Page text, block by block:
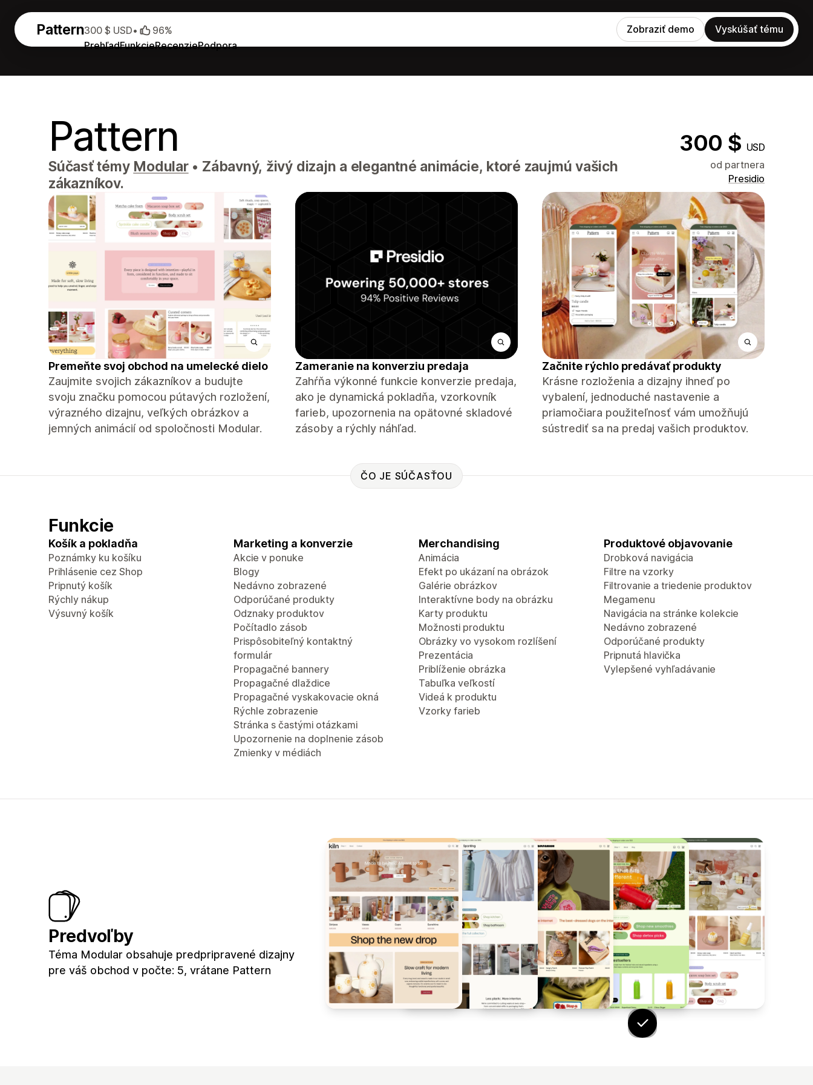
Pattern
PrehľadFunkcieRecenziePodpora
300 $ USD• 96% Zobraziť demo Vyskúšať tému
Pattern 300 $ USD
Súčasť témy Modular • Zábavný, živý dizajn a elegantné animácie, ktoré zaujmú vašich
zákazníkov.
od partnera
Presidio
Premeňte svoj obchod na umelecké dielo
Zaujmite svojich zákazníkov a budujte
svoju značku pomocou pútavých rozložení,
výrazného dizajnu, veľkých obrázkov a
jemných animácií od spoločnosti Modular.
Zameranie na konverziu predaja
Zahŕňa výkonné funkcie konverzie predaja,
ako je dynamická pokladňa, vzorkovník
farieb, upozornenia na opätovné skladové
zásoby a rýchly náhľad.
Začnite rýchlo predávať produkty
Krásne rozloženia a dizajny ihneď po
vybalení, jednoduché nastavenie a
priamočiara použiteľnosť vám umožňujú
sústrediť sa na predaj vašich produktov.
ČO JE SÚČASŤOU
Funkcie
Košík a pokladňa
Poznámky ku košíku
Prihlásenie cez Shop
Pripnutý košík
Rýchly nákup
Výsuvný košík
Marketing a konverzie
Akcie v ponuke
Blogy
Nedávno zobrazené
Odporúčané produkty
Odznaky produktov
Počítadlo zásob
Prispôsobiteľný kontaktný
formulár
Propagačné bannery
Propagačné dlaždice
Propagačné vyskakovacie okná
Rýchle zobrazenie
Stránka s častými otázkami
Upozornenie na doplnenie zásob
Zmienky v médiách
Merchandising
Animácia
Efekt po ukázaní na obrázok
Galérie obrázkov
Interaktívne body na obrázku
Karty produktu
Možnosti produktu
Obrázky vo vysokom rozlíšení
Prezentácia
Priblíženie obrázka
Tabuľka veľkostí
Videá k produktu
Vzorky farieb
Produktové objavovanie
Drobková navigácia
Filtre na vzorky
Filtrovanie a triedenie produktov
Megamenu
Navigácia na stránke kolekcie
Nedávno zobrazené
Odporúčané produkty
Pripnutá hlavička
Vylepšené vyhľadávanie
Predvoľby
Téma Modular obsahuje predpripravené dizajny
pre váš obchod v počte: 5, vrátane Pattern